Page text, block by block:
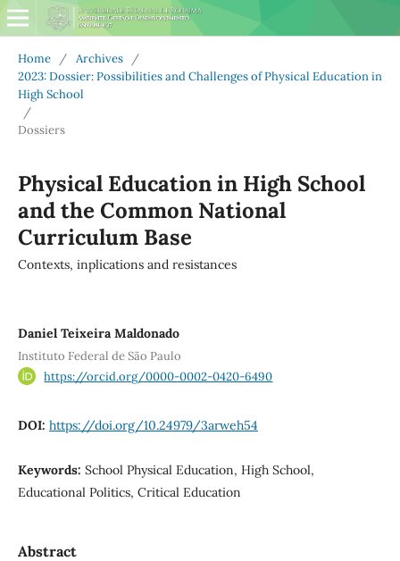
Home / Archives
/
2023: Dossier: Possibilities and Challenges of Physical Education in
High School
/
Dossiers
Physical Education in High School
and the Common National
Curriculum Base
Contexts, inplications and resistances
Daniel Teixeira Maldonado
Instituto Federal de São Paulo
https://orcid.org/0000-0002-0420-6490
DOI: https://doi.org/10.24979/3arweh54
Keywords: School Physical Education, High School,
Educational Politics, Critical Education
Abstract